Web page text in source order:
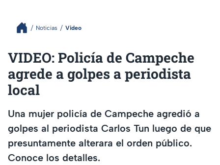
Noticias Video
VIDEO: Policía de Campeche
agrede a golpes a periodista
local
Una mujer policía de Campeche agredió a
golpes al periodista Carlos Tun luego de que
presuntamente alterara el orden público.
Conoce los detalles.